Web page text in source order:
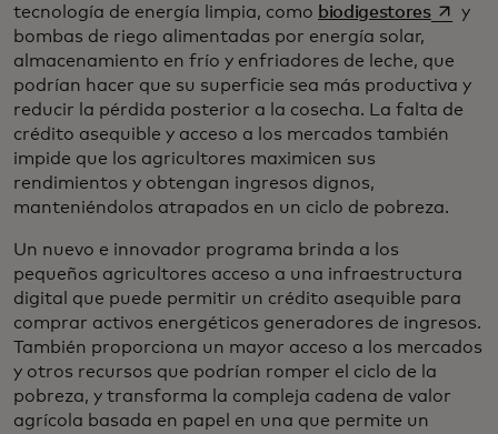
tecnología de energía limpia, como biodigestoresse abre
y
bombas de riego alimentadas por energía solar,
almacenamiento en frío y enfriadores de leche, que
podrían hacer que su superficie sea más productiva y
reducir la pérdida posterior a la cosecha. La falta de
crédito asequible y acceso a los mercados también
impide que los agricultores maximicen sus
rendimientos y obtengan ingresos dignos,
manteniéndolos atrapados en un ciclo de pobreza.
Un nuevo e innovador programa brinda a los
pequeños agricultores acceso a una infraestructura
digital que puede permitir un crédito asequible para
comprar activos energéticos generadores de ingresos.
También proporciona un mayor acceso a los mercados
y otros recursos que podrían romper el ciclo de la
pobreza, y transforma la compleja cadena de valor
agrícola basada en papel en una que permite un